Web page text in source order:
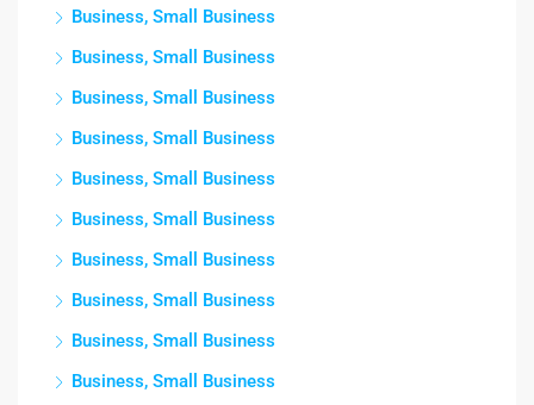
Business, Small Business
Business, Small Business
Business, Small Business
Business, Small Business
Business, Small Business
Business, Small Business
Business, Small Business
Business, Small Business
Business, Small Business
Business, Small Business